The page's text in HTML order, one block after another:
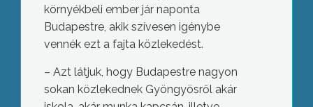
környékbeli ember jár naponta
Budapestre, akik szívesen igénybe
vennék ezt a fajta közlekedést.
– Azt látjuk, hogy Budapestre nagyon
sokan közlekednek Gyöngyösről akár